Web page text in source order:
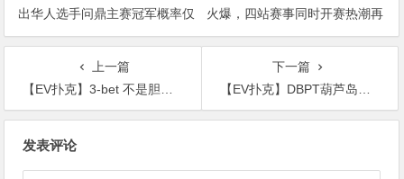
出华人选手问鼎主赛冠军概率仅
3%【365娱乐资讯网】
火爆，四站赛事同时开赛热潮再
起【365娱乐资讯网】
上一篇
【EV扑克】3-bet 不是胆量测试：AQ为什么不能当AK打？【365娱乐资讯网】
下一篇
【EV扑克】DBPT葫芦岛站C组战报：270人次创单日新高，何先生118万记分牌登顶“东北王”【365娱乐资讯网】
发表评论